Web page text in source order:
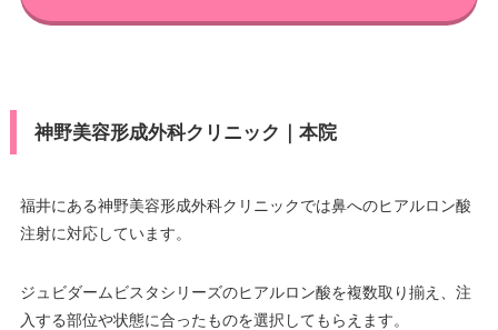
神野美容形成外科クリニック｜本院
福井にある神野美容形成外科クリニックでは鼻へのヒアルロン酸
注射に対応しています。
ジュビダームビスタシリーズのヒアルロン酸を複数取り揃え、注
入する部位や状態に合ったものを選択してもらえます。